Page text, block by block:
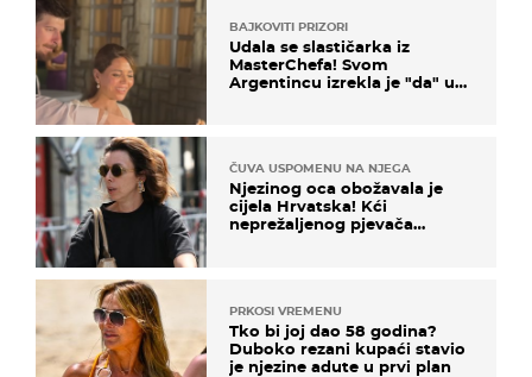
BAJKOVITI PRIZORI
Udala se slastičarka iz
MasterChefa! Svom
Argentincu izrekla je "da" u
ČUVA USPOMENU NA NJEGA
Njezinog oca obožavala je
cijela Hrvatska! Kći
neprežaljenog pjevača
PRKOSI VREMENU
Tko bi joj dao 58 godina?
Duboko rezani kupaći stavio
je njezine adute u prvi plan